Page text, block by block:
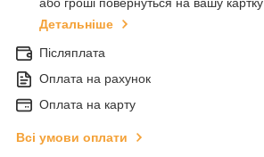
або гроші повернуться на вашу картку
Детальніше
Післяплата
Оплата на рахунок
Оплата на карту
Всі умови оплати